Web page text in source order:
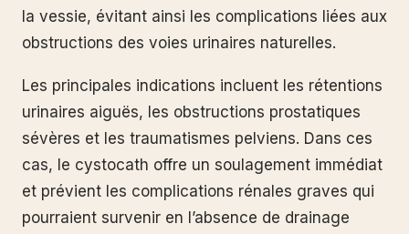
la vessie, évitant ainsi les complications liées aux
obstructions des voies urinaires naturelles.
Les principales indications incluent les rétentions
urinaires aiguës, les obstructions prostatiques
sévères et les traumatismes pelviens. Dans ces
cas, le cystocath offre un soulagement immédiat
et prévient les complications rénales graves qui
pourraient survenir en l’absence de drainage